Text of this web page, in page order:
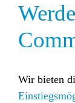
Wir bieten